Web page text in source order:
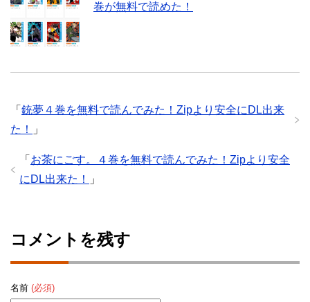
巻が無料で読めた！
「 銃夢４巻を無料で読んでみた！Zipより安全にDL出来
た！
」
「 お茶にごす。４巻を無料で読んでみた！Zipより安全
にDL出来た！
」
コメントを残す
名前 (必須)